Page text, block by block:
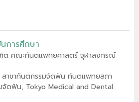
การศึกษา
ต คณะทันตแพทยศาสตร์จุฬาลงกรณ์
าขาทันตกรรมจัดฟัน ทันตแพทยสภา
ดฟัน, Tokyo Medical and Dental